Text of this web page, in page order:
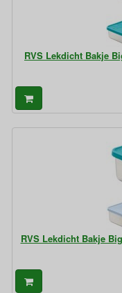
RVS Lekdicht Bakje
RVS Lekdicht Bakje